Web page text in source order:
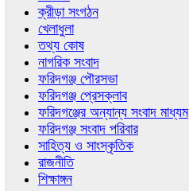
ক্রীড়া সংগঠন
খেলাধুলা
তথ্য কোষ
নাগরিক সংবাদ
ফরিদগঞ্জ পৌরসভা
ফরিদগঞ্জ প্রেসক্লাব
ফরিদগঞ্জের অন্যান্য সংবাদ মাধ্যম
ফরিদগঞ্জ সংবাদ পরিবার
সাহিত্য ও সাংস্কৃতিক
রাজনীতি
শিক্ষাঙ্গন